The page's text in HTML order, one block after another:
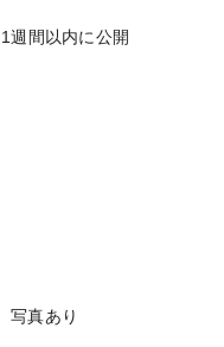
1週間以内に公開
写真あり